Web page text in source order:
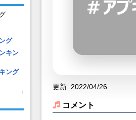
グ
キン
ング
↑
更新: 2022/04/26
コメント